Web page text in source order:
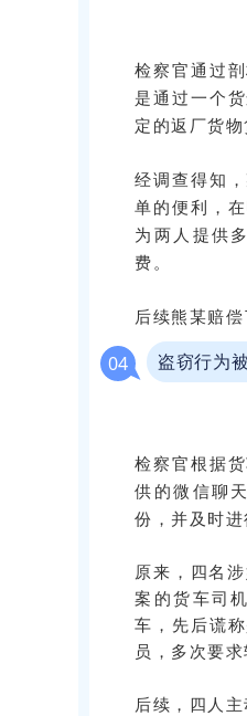
检察官通过
是通过一个
定的返厂货
经调查得知
单的便利，
为两人提供
费。
后续熊某赔
04 盗窃行为
检察官根据
供的微信聊
份，并及时
原来，四名
案的货车司
车，先后谎
员，多次要
后续，四人